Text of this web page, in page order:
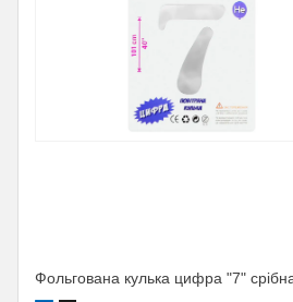
Фольгована кулька цифра "7"